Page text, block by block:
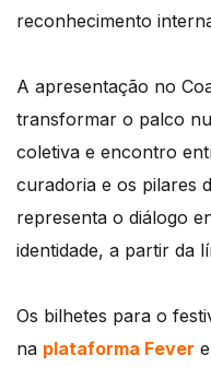
reconhecimento
A apresentação no
transformar o palco
coletiva e encontro
curadoria e os pilares
representa o diálogo
identidade, a partir da
Os bilhetes para o
na plataforma Fever